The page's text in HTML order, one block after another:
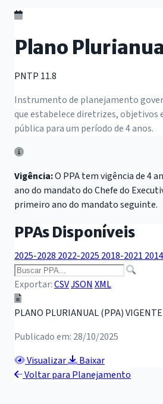
Plano
PNTP 11.8
Instrumento de planejamento
que estabelece diretrizes, objetivos
pública para um período de 4 anos.
Vigência:O PPA tem vigência de 4
ano do mandato do Chefe do
primeiro ano do mandato seguinte.
PPAs Disponíveis
2025-2028 2022-2025 2018-2021
Exportar:CSVJSON XML
PLANO PLURIANUAL (PPA)VIGENTE
Publicado em: 28/10/2025
Visualizar
Baixar
Voltar para Planejamento